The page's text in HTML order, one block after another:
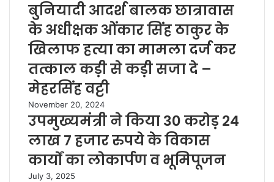
बुनियादी आदर्श बालक छात्रावास
के अधीक्षक ओंकार सिंह ठाकुर के
खिलाफ हत्या का मामला दर्ज कर
तत्काल कड़ी से कड़ी सजा दे –
मेहरसिंह वट्टी
November 20, 2024
उपमुख्यमंत्री ने किया 30 करोड़ 24
लाख 7 हजार रुपये के विकास
कार्यों का लोकार्पण व भूमिपूजन
July 3, 2025